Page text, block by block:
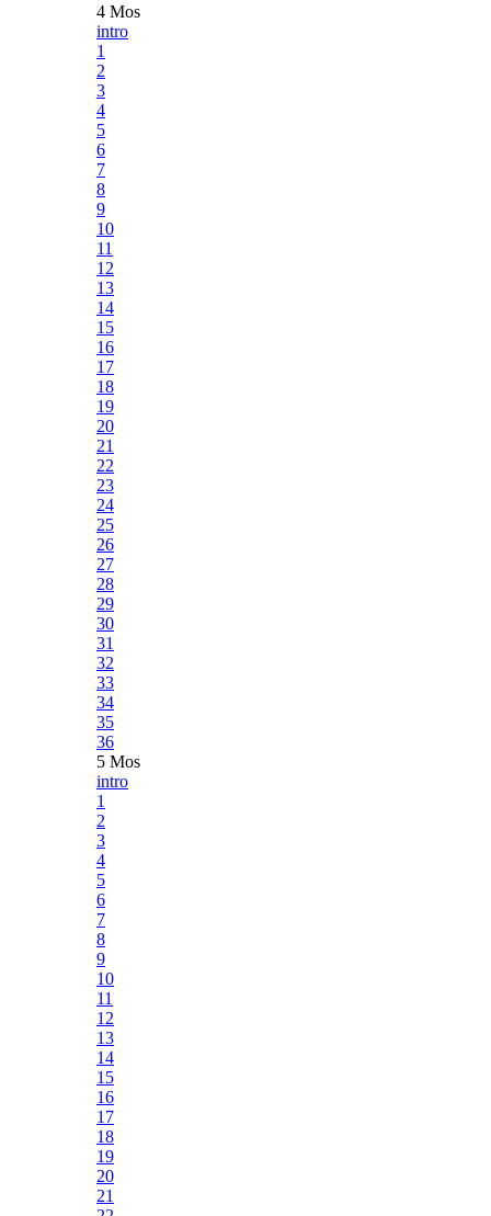
4 Mos
intro
1
2
3
4
5
6
7
8
9
10
11
12
13
14
15
16
17
18
19
20
21
22
23
24
25
26
27
28
29
30
31
32
33
34
35
36
5 Mos
intro
1
2
3
4
5
6
7
8
9
10
11
12
13
14
15
16
17
18
19
20
21